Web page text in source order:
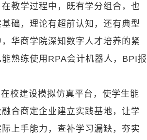
教学过程中，既有学分组合，也
础，理论有超前认知，还有典型
华商学院深知数字人才培养的紧
熟练使用RPA会计机器人，BPI报
校建设模拟仿真平台，使学生能
合商定企业建立实践基地，让学
上手能力，查补学习漏缺，夯实